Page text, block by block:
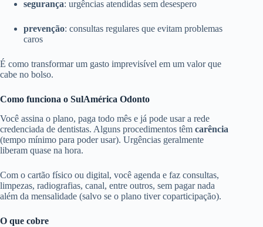
segurança: urgências atendidas sem desespero
prevenção: consultas regulares que evitam problemas
caros
É como transformar um gasto imprevisível em um valor que
cabe no bolso.
Como funciona o SulAmérica Odonto
Você assina o plano, paga todo mês e já pode usar a rede
credenciada de dentistas. Alguns procedimentos têm carência
(tempo mínimo para poder usar). Urgências geralmente
liberam quase na hora.
Com o cartão físico ou digital, você agenda e faz consultas,
limpezas, radiografias, canal, entre outros, sem pagar nada
além da mensalidade (salvo se o plano tiver coparticipação).
O que cobre